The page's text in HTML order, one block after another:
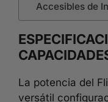
Accesibles de
La potencia del
versátil